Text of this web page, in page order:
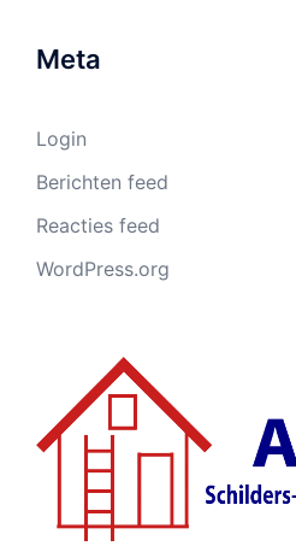
Meta
Login
Berichten feed
Reacties feed
WordPress.org